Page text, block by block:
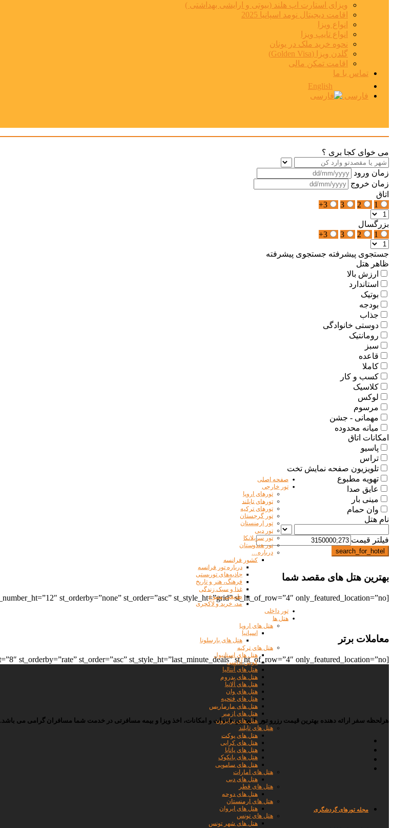
ویزای استارت اپ هلند (بیوتی و ارایشی بهداشتی )
اقامت دیجیتال نومد اسپانیا 2025
انواع ویزا
انواع تایپ ویزا
نحوه خرید ملک در یونان
گلدن ویزا (Golden Visa)
اقامت تمکن مالی
تماس با ما
English
فارسی
می خوای کجا بری ؟
زمان ورود
زمان خروج
اتاق
1
2
3
3+
بزرگسال
1
2
3
3+
جستجوی پیشرفته جستجوی پیشرفته
ظاهر هتل
ارزش بالا
استاندارد
بوتیک
بودجه
جذاب
دوستی خانوادگی
رومانتیک
سبز
قاعده
کاملا
کسب و کار
کلاسیک
لوکس
مرسوم
مهمانی - جشن
میانه محدوده
امکانات اتاق
پاسیو
تراس
تلویزیون صفحه نمایش تخت
تهویه مطبوع
عایق صدا
مینی بار
وان حمام
نام هتل
فیلتر قیمت
search_for_hotel
بهترین هتل های مقصد شما
[st_list_hotel st_number_ht=”12″ st_orderby=”none” st_order=”asc” st_style_ht=”grid” st_ht_of_row=”4″ only_featured_location=”no”]
معاملات برتر
[st_list_hotel st_number_ht=”8″ st_orderby=”rate” st_order=”asc” st_style_ht=”last_minute_deals” st_ht_of_row=”4″ only_featured_location=”no”]
هرلحظه سفر ارائه دهنده بهترین قیمت رزرو تور با بهترین خدمات و امکانات، اخذ ویزا و بیمه مسافرتی در خدمت شما مسافران گرامی می باشد.
مجله تورهای گردشگری
صفحه اصلی
تور خارجی
تورهای اروپا
تورهای تایلند
تورهای ترکیه
تور گرجستان
تور ارمنستان
تور دبی
تور سریلانکا
تور هندوستان
درباره…
کشور فرانسه
درباره تور فرانسه
جاذبه‌های توریستی
فرهنگ، هنر و تاریخ
غذا و سبک زندگی
طبیعت متنوع
مد، خرید و لاکچری
تور داخلی
هتل ها
هتل های اروپا
اسپانیا
هتل های بارسلونا
هتل های ترکیه
هتل های استانبول
کوش آداسی
هتل های آنتالیا
هتل های بدروم
هتل های آلانیا
هتل های وان
هتل های فتحیه
هتل های مارماریس
هتل های ازمیر
هتل های ترابزون
هتل های تایلند
هتل های پوکت
هتل های کرابی
هتل های پاتایا
هتل های بانکوک
هتل های سامویی
هتل های امارات
هتل های دبی
هتل های قطر
هتل های دوحه
هتل های ارمنستان
هتل های ایروان
هتل های تونس
هتل های شهر تونس